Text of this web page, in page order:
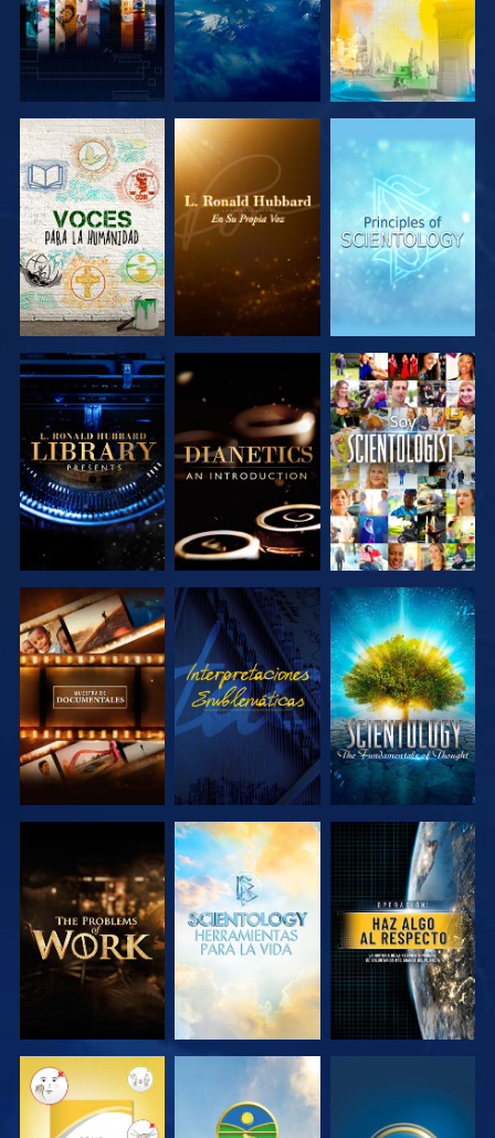
EXPLORA LAS
SERIES
EXPLORA LAS
SERIES
EXPLORA LAS
SERIES
EXPLORA LAS
SERIES
EXPLORA LAS
SERIES
VE
EXPLORA LAS
SERIES
VE
EXPLORA LAS
SERIES
EXPLORA LAS
SERIES
EXPLORA LAS
SERIES
VE
VE VE VE